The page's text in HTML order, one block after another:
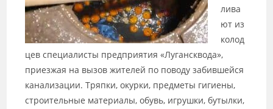
лива
ют из
колод
цев специалисты предприятия «Лугансквода»,
приезжая на вызов жителей по поводу забившейся
канализации. Тряпки, окурки, предметы гигиены,
строительные материалы, обувь, игрушки, бутылки,